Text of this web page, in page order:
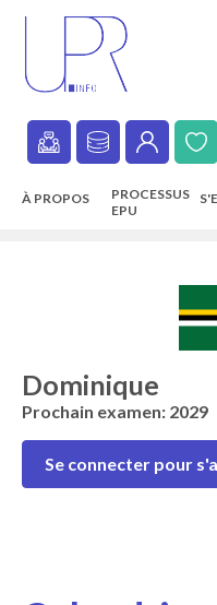
content
Secondary
navigation
À PROPOS
PROCESSUS
EPU
Dominique
Prochain examen: 2029
Se connecter pour